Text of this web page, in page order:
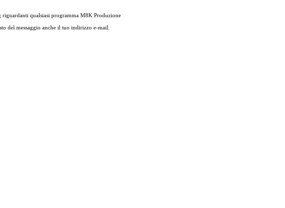
riguardanti qualsiasi programma M8K Produzione
del messaggio anche il tuo indirizzo e-mail.